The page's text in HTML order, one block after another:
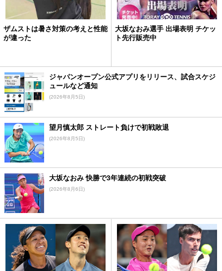
ザムストは暑さ対策の考えと性能
が違った
大坂なおみ選手 出場表明 チケッ
ト先行販売中
ジャパンオープン公式アプリをリリース、試合スケジ
ュールなど通知
(2026年8月5日)
望月慎太郎 ストレート負けで初戦敗退
(2026年8月5日)
大坂なおみ 快勝で3年連続の初戦突破
(2026年8月6日)